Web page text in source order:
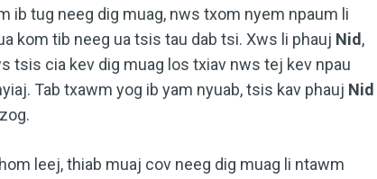
ib tug neeg dig muag, nws txom nyem npaum li
kom tib neeg ua tsis tau dab tsi. Xws li phauj Nid,
tsis cia kev dig muag los txiav nws tej kev npau
Tab txawm yog ib yam nyuab, tsis kav phauj Nid
leej, thiab muaj cov neeg dig muag li ntawm